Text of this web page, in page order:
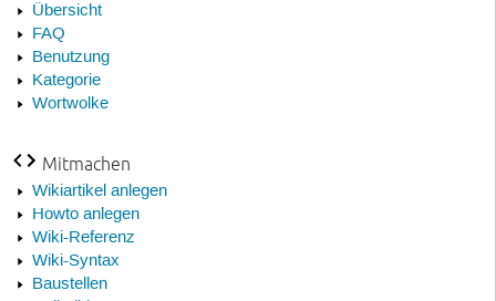
Übersicht
FAQ
Benutzung
Kategorie
Wortwolke
Mitmachen
Wikiartikel anlegen
Howto anlegen
Wiki-Referenz
Wiki-Syntax
Baustellen